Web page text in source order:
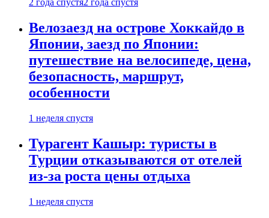
2 года спустя2 года спустя
Велозаезд на острове Хоккайдо в
Японии, заезд по Японии:
путешествие на велосипеде, цена,
безопасность, маршрут,
особенности
1 неделя спустя
Турагент Кашыр: туристы в
Турции отказываются от отелей
из-за роста цены отдыха
1 неделя спустя